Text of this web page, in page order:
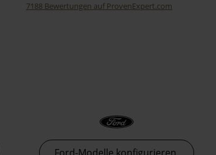
7188 Bewertungen auf ProvenExpert.com